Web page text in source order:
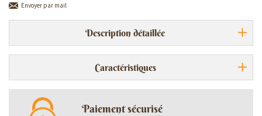
Envoyer par mail
Description détaillée
Caractéristiques
Paiement sécurisé